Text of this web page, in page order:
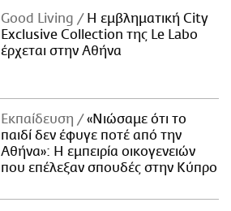
Good Living
Η εμβληματική City
Exclusive Collection της Le Labo
έρχεται στην Αθήνα
Εκπαίδευση
«Νιώσαμε ότι το
παιδί δεν έφυγε ποτέ από την
Αθήνα»: Η εμπειρία οικογενειών
που επέλεξαν σπουδές στην Κύπρο